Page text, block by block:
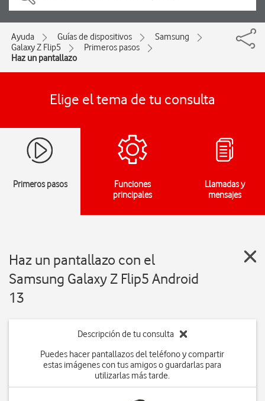
Ayuda Guías de dispositivos
Samsung
Galaxy Z Flip5
Primeros pasos
Haz un pantallazo
Elige el tema de tu consulta
Primeros pasos
Funciones
principales
Llamadas y
mensajes
Haz un pantallazo con el
Samsung Galaxy Z Flip5 Android
13
Descripción de tu consulta
Puedes hacer pantallazos del teléfono y compartir
estas imágenes con tus amigos o guardarlas para
utilizarlas más tarde.